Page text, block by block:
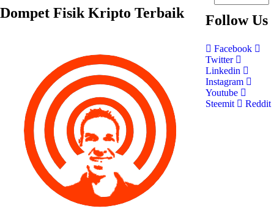
Dompet Fisik Kripto Terbaik Follow Us
Facebook
Twitter
Linkedin
Instagram
Youtube
Steemit
Reddit